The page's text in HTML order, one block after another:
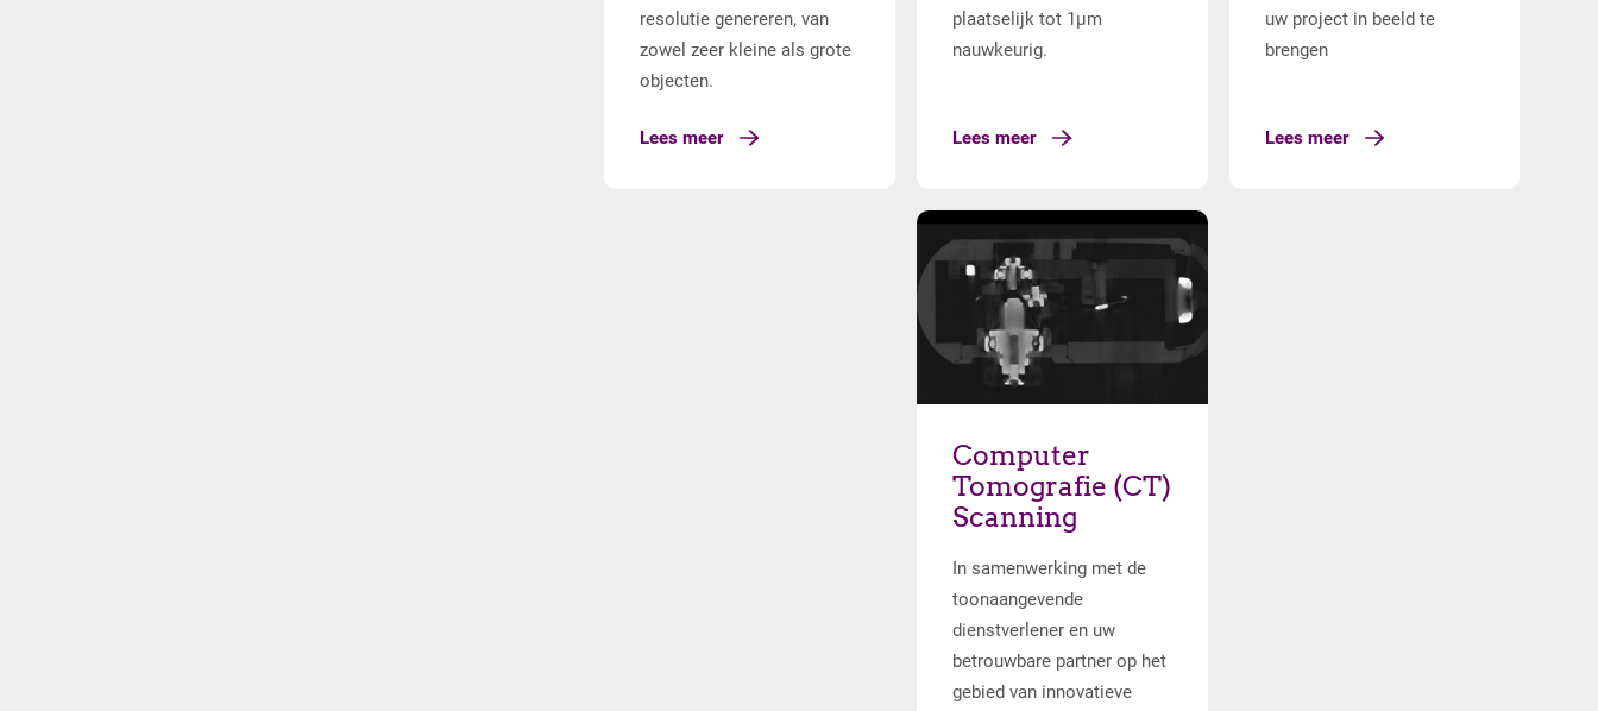
resolutie genereren, van
zowel zeer kleine als grote
objecten.
Lees meer
plaatselijk tot 1µm
nauwkeurig.
Lees meer
uw project in beeld te
brengen
Lees meer
Lees meer
Computer
Tomografie (CT)
Scanning
In samenwerking met de
toonaangevende
dienstverlener en uw
betrouwbare partner op het
gebied van innovatieve